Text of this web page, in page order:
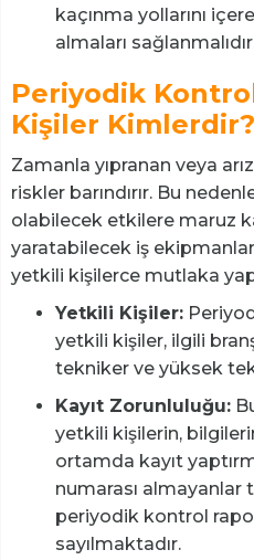
kaçınma yollarını
almaları
Periyodik
Kişiler Kimlerdir?
Zamanla yıpranan veya
riskler barındırır. Bu
olabilecek etkilere maruz
yaratabilecek iş
yetkili kişilerce mutlaka
Yetkili Kişiler:
yetkili kişiler, ilgili
tekniker ve yüksek
Kayıt Zorunluluğu:
yetkili kişilerin,
ortamda kayıt
numarası almayanlar
periyodik kontrol
sayılmaktadır.